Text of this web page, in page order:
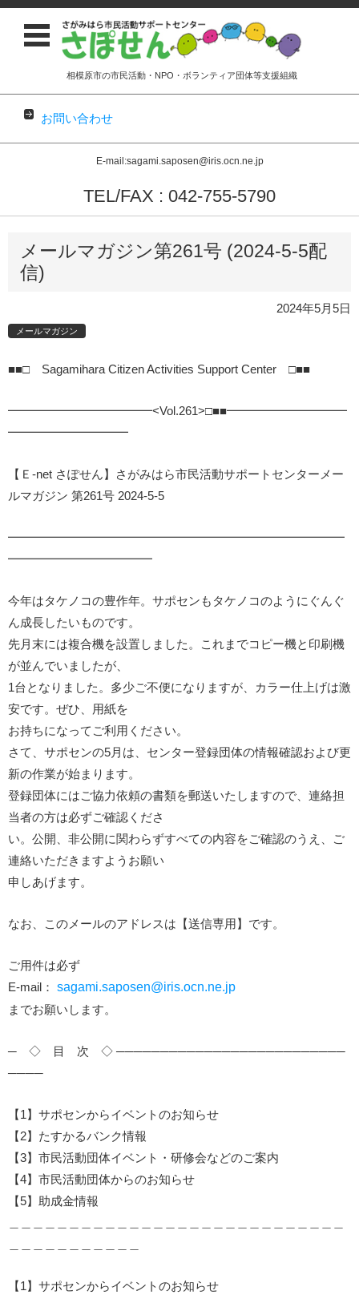
相模原市の市民活動・NPO・ボランティア団体等支援組織
お問い合わせ
E-mail:sagami.saposen@iris.ocn.ne.jp
TEL/FAX : 042-755-5790
コンテンツに移動
メールマガジン第261号 (2024-5-5配
信)
2024年5月5日
メールマガジン
■■□ Sagamihara Citizen Activities Support Center □■■
━━━━━━━━━━━━<Vol.261>□■■━━━━━━━━━━
━━━━━━━━━━
【Ｅ-net さぽせん】さがみはら市民活動サポートセンターメー
ルマガジン 第261号 2024-5-5
━━━━━━━━━━━━━━━━━━━━━━━━━━━━
━━━━━━━━━━━━
今年はタケノコの豊作年。サポセンもタケノコのようにぐんぐ
ん成長したいものです。
先月末には複合機を設置しました。これまでコピー機と印刷機
が並んでいましたが、
1台となりました。多少ご不便になりますが、カラー仕上げは激
安です。ぜひ、用紙を
お持ちになってご利用ください。
さて、サポセンの5月は、センター登録団体の情報確認および更
新の作業が始まります。
登録団体にはご協力依頼の書類を郵送いたしますので、連絡担
当者の方は必ずご確認くださ
い。公開、非公開に関わらずすべての内容をご確認のうえ、ご
連絡いただきますようお願い
申しあげます。
なお、このメールのアドレスは【送信専用】です。
ご用件は必ず
E-mail： sagami.saposen@iris.ocn.ne.jp
までお願いします。
─ ◇ 目 次 ◇ ──────────────────────────
────
【1】サポセンからイベントのお知らせ
【2】たすかるバンク情報
【3】市民活動団体イベント・研修会などのご案内
【4】市民活動団体からのお知らせ
【5】助成金情報
【1】サポセンからイベントのお知らせ